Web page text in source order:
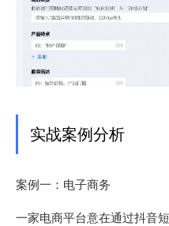
实战案例分析
案例一：电子商务
一家电商平台意在通过抖音